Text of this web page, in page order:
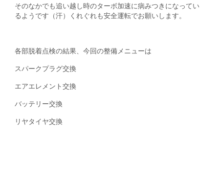
そのなかでも追い越し時のターボ加速に病みつきになってい
るようです（汗）くれぐれも安全運転でお願いします。
各部脱着点検の結果、今回の整備メニューは
スパークプラグ交換
エアエレメント交換
バッテリー交換
リヤタイヤ交換